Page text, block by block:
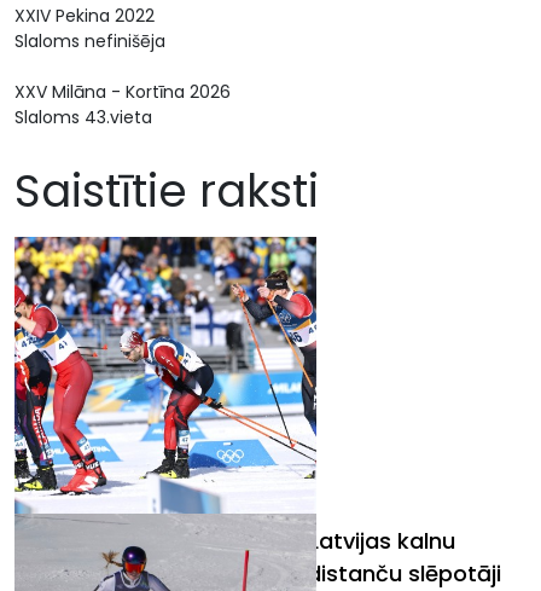
XXIV Pekina 2022
Slaloms nefinišēja
XXV Milāna - Kortīna 2026
Slaloms 43.vieta
Saistītie raksti
Olimpiskajās spēlēs startē Latvijas kalnu
slēpotājas, biatlonistes un distanču slēpotāji